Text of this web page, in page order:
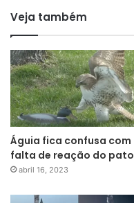
Veja também
Águia fica confusa com
falta de reação do pato
abril 16, 2023